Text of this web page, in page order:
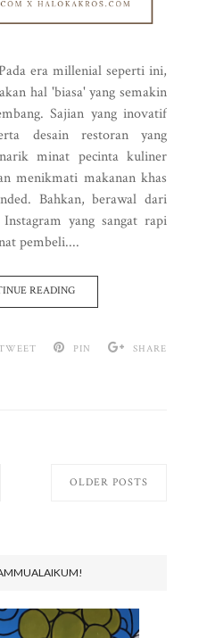
era millenial seperti ini,
hal 'biasa' yang semakin
Sajian yang inovatif
desain restoran yang
minat pecinta kuliner
menikmati makanan khas
Bahkan, berawal dari
yang sangat rapi
pembeli....
READING
PIN SHARE
OLDER POSTS